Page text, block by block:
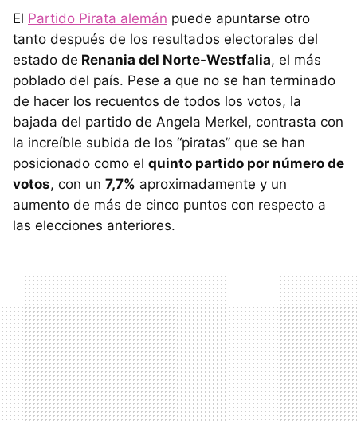
El Partido Pirata alemán puede apuntarse otro
tanto después de los resultados electorales del
estado de Renania del Norte-Westfalia, el más
poblado del país. Pese a que no se han terminado
de hacer los recuentos de todos los votos, la
bajada del partido de Angela Merkel, contrasta con
la increíble subida de los “piratas” que se han
posicionado como el quinto partido por número de
votos, con un 7,7% aproximadamente y un
aumento de más de cinco puntos con respecto a
las elecciones anteriores.